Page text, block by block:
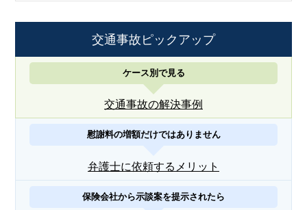
交通事故ピックアップ
ケース別で見る
交通事故の解決事例
慰謝料の増額だけではありません
弁護士に依頼するメリット
保険会社から示談案を提示されたら